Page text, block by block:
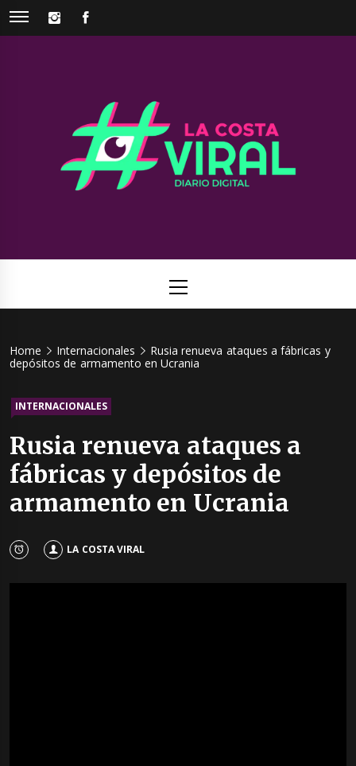
Skip
INSTAGRAM
Viral
Menu
Home Internacionales
Rusia renueva ataques a fábricas y
depósitos de armamento en Ucrania
INTERNACIONALES
Rusia renueva ataques a
fábricas y depósitos de
armamento en Ucrania
LA COSTA VIRAL